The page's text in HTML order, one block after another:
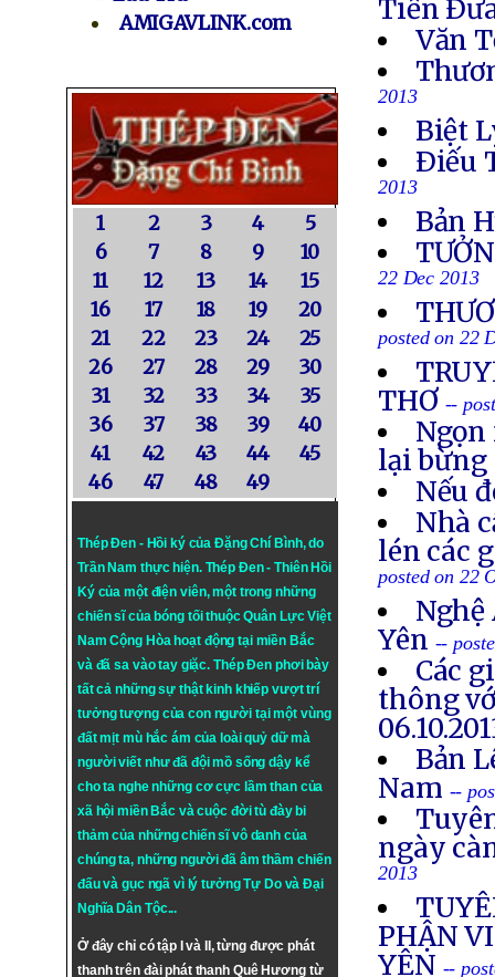
AMIGAVLINK.com
1 2 3 4
5
6
7 8 9
10
11
12 13 14
15
16
17 18 19
20
21
22 23 24
25
26
27 28 29
30
31
32 33 34
35
36
37 38 39
40
41
42 43 44
45
46
47 48 49
Thép Đen - Hồi ký của Đặng Chí Bình, do
Trần Nam thực hiện. Thép Đen- Thiên Hồi
Ký của một điện viên, một trong những
chiến sĩ của bóng tối thuộc Quân Lực Việt
Nam Cộng Hòa hoạt động tại miền Bắc
và đã sa vào tay giặc. Thép Đen phơi bày
tất cả những sự thật kinh khiếp vượt trí
tưởng tượng của con người tại một vùng
đất mịt mù hắc ám của loài quỷ dữ mà
người viết như đã đội mồ sống dậy kể
cho ta nghe những cơ cực lầm than của
xã hội miền Bắc và cuộc đời tù đày bi
thảm của những chiến sĩ vô danh của
chúng ta, những người đã âm thầm chiến
đấu và gục ngã vì lý tưởngTự DovàĐại
Nghĩa Dân Tộc...
Ở đây chỉ có tập I và II, từng được phát
thanh trên đài phát thanh Quê Hương từ
Tiễn
Văn
2013
Biệt
Ðiếu
2013
Bản
22 Dec 2013
posted on 22
THƠ --
lại bừng
Nếu
Nhà
lén các
posted on 22
Nghệ
Yên --
Các
thông
Bản
Nam --
ngày
2013
PHẬN
YÊN --